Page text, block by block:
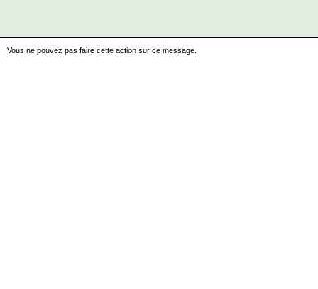
Vous ne pouvez pas faire cette action sur ce message.